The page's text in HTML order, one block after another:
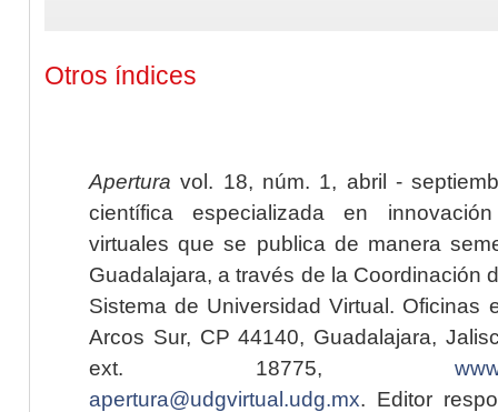
Otros índices
Apertura vol. 18, núm. 1, abril -
científica especializada en
virtuales que se publica de manera
Guadalajara, a través de la Coordinación
Sistema de Universidad Virtual. Oficinas
Arcos Sur, CP 44140, Guadalajara,
ext. 18775,
apertura@udgvirtual.udg.mx. Editor